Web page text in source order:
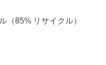
（85% リサイクル）